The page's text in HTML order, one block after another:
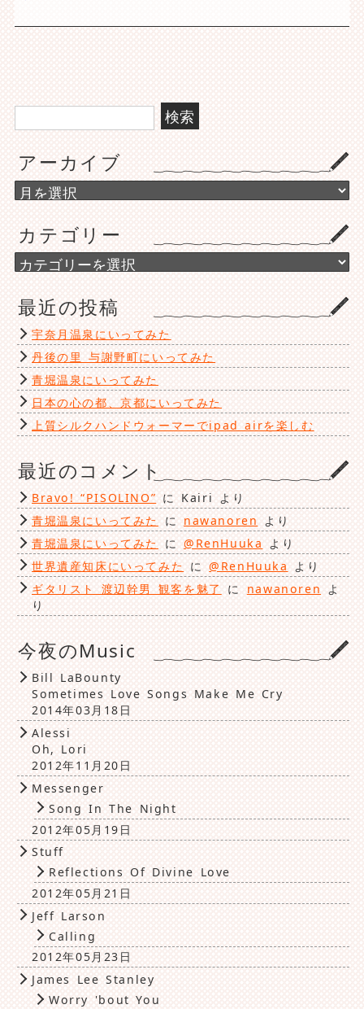
検
索:
アーカイブ
ア
ー
イ
ブ
カテゴリー
カ
テ
リ
ー
最近の投稿
宇奈月温泉にいってみた
丹後の里 与謝野町にいってみた
青堀温泉にいってみた
日本の心の都、京都にいってみた
上質シルクハンドウォーマーでipad airを楽しむ
最近のコメント
Bravo! “PISOLINO” に Kairi より
青堀温泉にいってみた
に nawanoren より
青堀温泉にいってみた
に @RenHuuka より
世界遺産知床にいってみた に@RenHuuka
より
ギタリスト 渡辺幹男 観客を魅了
に nawanoren
よ
り
今夜のMusic
Bill LaBounty
Sometimes Love Songs Make Me Cry
2014年03月18日
Alessi
Oh, Lori
2012年11月20日
Messenger
Song In The Night
2012年05月19日
Stuff
Reflections Of Divine Love
2012年05月21日
Jeff Larson
Calling
2012年05月23日
James Lee Stanley
Worry 'bout You